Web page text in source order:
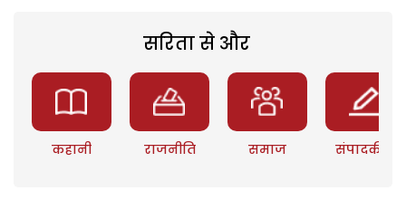
सरिता से और
कहानी राजनीति समाज संपादकीय